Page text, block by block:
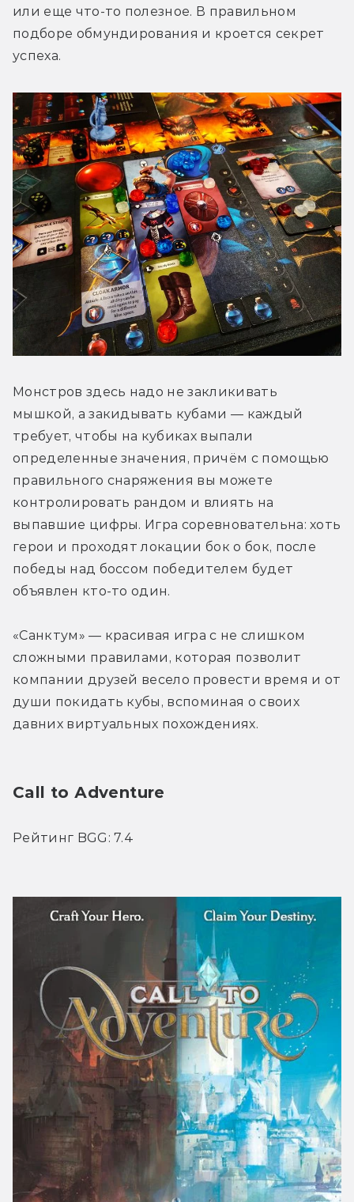
или еще что-то полезное. В правильном
подборе обмундирования и кроется секрет
успеха.
Монстров здесь надо не закликивать
мышкой, а закидывать кубами — каждый
требует, чтобы на кубиках выпали
определенные значения, причём с помощью
правильного снаряжения вы можете
контролировать рандом и влиять на
выпавшие цифры. Игра соревновательна: хоть
герои и проходят локации бок о бок, после
победы над боссом победителем будет
объявлен кто-то один.
«Санктум» — красивая игра с не слишком
сложными правилами, которая позволит
компании друзей весело провести время и от
души покидать кубы, вспоминая о своих
давних виртуальных похождениях.
Call to Аdventure
Рейтинг BGG: 7.4